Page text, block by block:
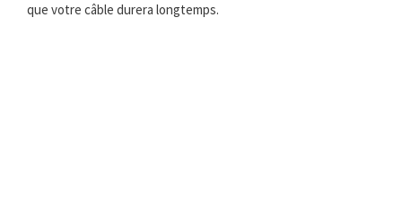
que votre câble durera longtemps.